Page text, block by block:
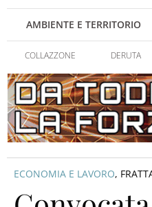
AMBIENTE E TERRITORIO
COLLAZZONE DERUTA
ECONOMIA E LAVORO,